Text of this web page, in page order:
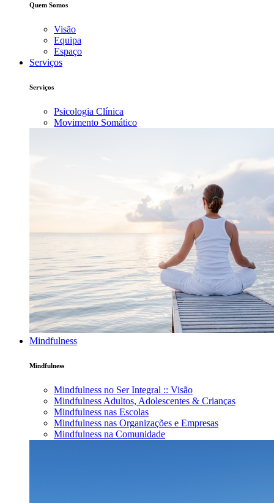
Quem Somos
Visão
Equipa
Espaço
Serviços
Serviços
Psicologia Clínica
Movimento Somático
Mindfulness
Mindfulness
Mindfulness no Ser Integral :: Visão
Mindfulness Adultos, Adolescentes & Crianças
Mindfulness nas Escolas
Mindfulness nas Organizações e Empresas
Mindfulness na Comunidade